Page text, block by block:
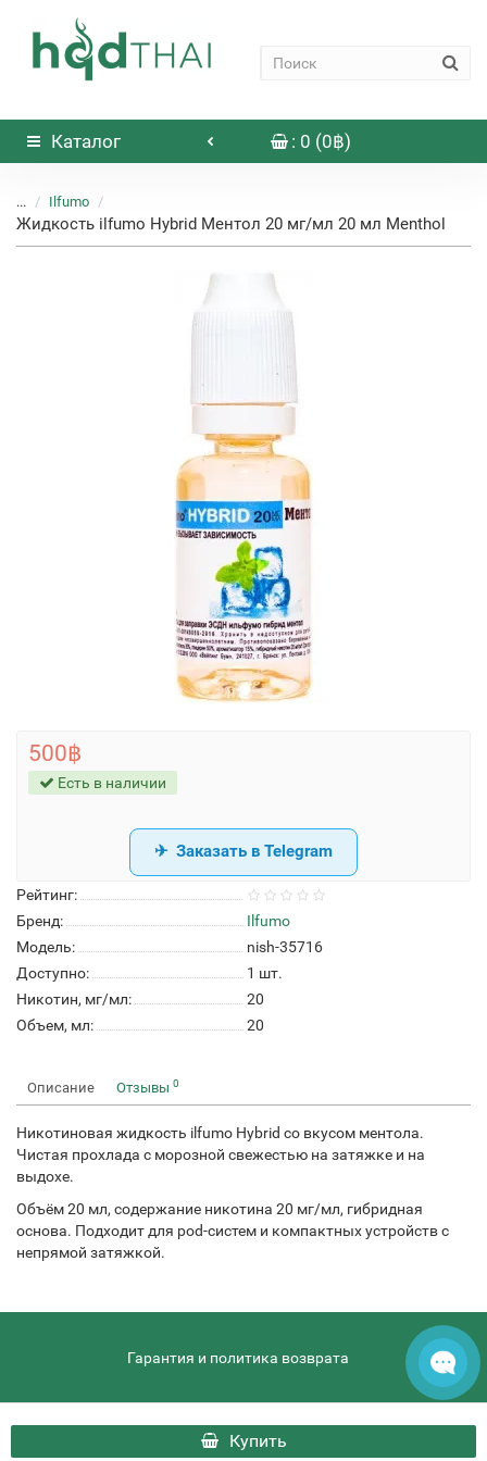
Каталог : 0 (0฿)
... Ilfumo
Жидкость ilfumo Hybrid Ментол 20 мг/мл 20 мл Menthol
Рейтинг:
Бренд:
Ilfumo
Модель:
nish-35716
Доступно:
1 шт.
Никотин, мг/мл:
20
Объем, мл:
20
500฿
Есть в наличии
Купить
Заказать в Telegram
Описание Отзывы 0
Никотиновая жидкость ilfumo Hybrid со вкусом ментола.
Чистая прохлада с морозной свежестью на затяжке и на
выдохе.
Объём 20 мл, содержание никотина 20 мг/мл, гибридная
основа. Подходит для pod-систем и компактных устройств с
непрямой затяжкой.
Гарантия и политика возврата
hqdthai.ru - HQD Thai © 2026